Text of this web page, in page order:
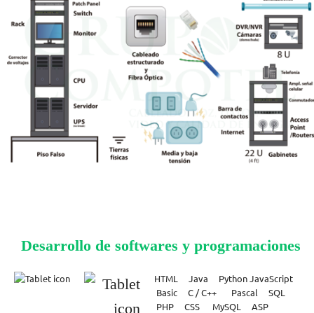
Desarrollo de softwares y programaciones
HTML Java Python JavaScript
Basic C / C++ Pascal SQL
PHP CSS MySQL ASP